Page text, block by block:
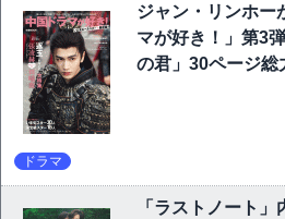
ジャン・リンホー
マが好き！」第3
の君」30ページ総
ドラマ
「ラストノート